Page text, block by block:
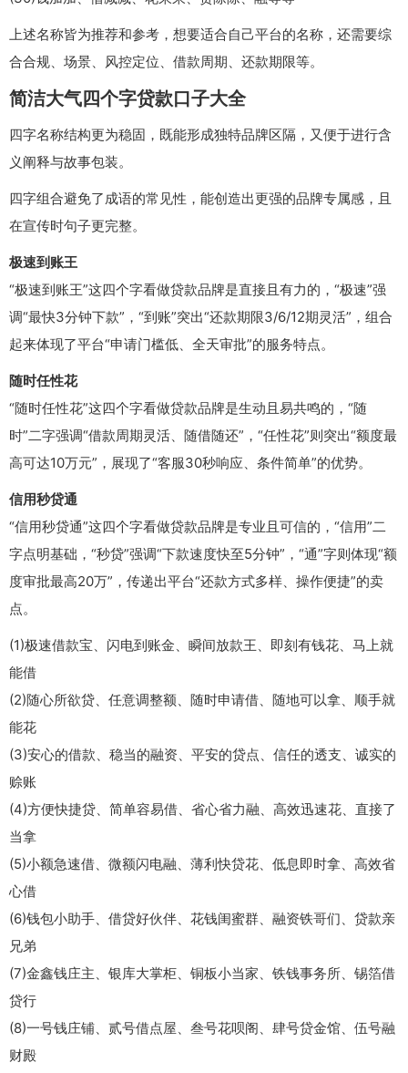
上述名称皆为推荐和参考，想要适合自己平台的名称，还需要综
合合规、场景、风控定位、借款周期、还款期限等。
简洁大气四个字贷款口子大全
四字名称结构更为稳固，既能形成独特品牌区隔，又便于进行含
义阐释与故事包装。
四字组合避免了成语的常见性，能创造出更强的品牌专属感，且
在宣传时句子更完整。
极速到账王
“极速到账王”这四个字看做贷款品牌是直接且有力的，“极速”强
调“最快3分钟下款”，“到账”突出“还款期限3/6/12期灵活”，组合
起来体现了平台“申请门槛低、全天审批”的服务特点。
随时任性花
“随时任性花”这四个字看做贷款品牌是生动且易共鸣的，“随
时”二字强调“借款周期灵活、随借随还”，“任性花”则突出“额度最
高可达10万元”，展现了“客服30秒响应、条件简单”的优势。
信用秒贷通
“信用秒贷通”这四个字看做贷款品牌是专业且可信的，“信用”二
字点明基础，“秒贷”强调“下款速度快至5分钟”，“通”字则体现“额
度审批最高20万”，传递出平台“还款方式多样、操作便捷”的卖
点。
(1)极速借款宝、闪电到账金、瞬间放款王、即刻有钱花、马上就
能借
(2)随心所欲贷、任意调整额、随时申请借、随地可以拿、顺手就
能花
(3)安心的借款、稳当的融资、平安的贷点、信任的透支、诚实的
赊账
(4)方便快捷贷、简单容易借、省心省力融、高效迅速花、直接了
当拿
(5)小额急速借、微额闪电融、薄利快贷花、低息即时拿、高效省
心借
(6)钱包小助手、借贷好伙伴、花钱闺蜜群、融资铁哥们、贷款亲
兄弟
(7)金鑫钱庄主、银库大掌柜、铜板小当家、铁钱事务所、锡箔借
贷行
(8)一号钱庄铺、贰号借点屋、叁号花呗阁、肆号贷金馆、伍号融
财殿